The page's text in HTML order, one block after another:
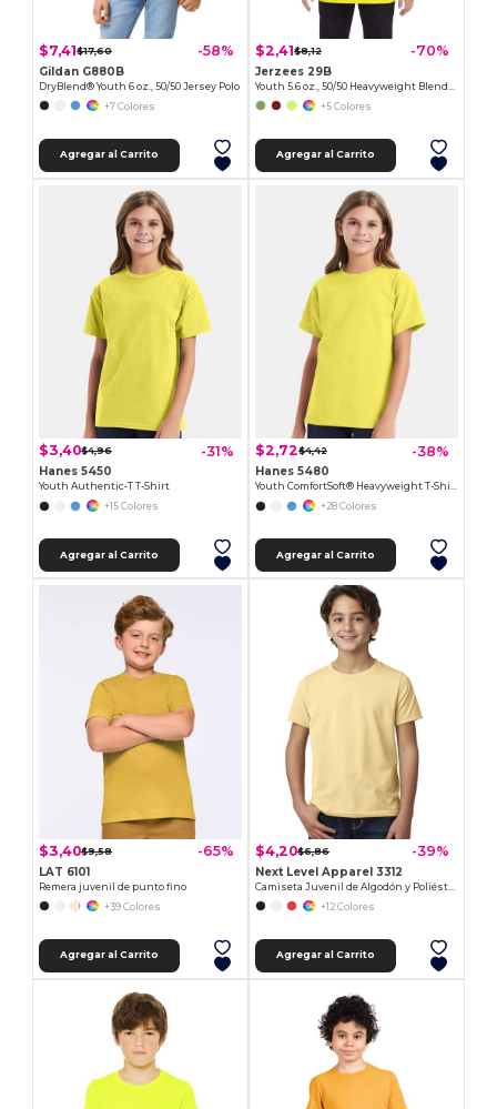
$7,41$17,60 -58%
Gildan G880B
DryBlend® Youth 6 oz., 50/50 Jersey Polo
+7 Colores
Agregar al Carrito
$2,41$8,12 -70%
Jerzees 29B
+5 Colores
Agregar al Carrito
$3,40$4,96 -31%
Hanes 5450
Youth Authentic-T T-Shirt
+15 Colores
Agregar al Carrito
$2,72$4,42 -38%
Hanes 5480
Youth ComfortSoft® Heavyweight T-Shirt
+28 Colores
Agregar al Carrito
$3,40$9,58 -65%
LAT 6101
Remera juvenil de punto fino
+39 Colores
Agregar al Carrito
$4,20$6,86 -39%
Next Level Apparel 3312
+12 Colores
Agregar al Carrito